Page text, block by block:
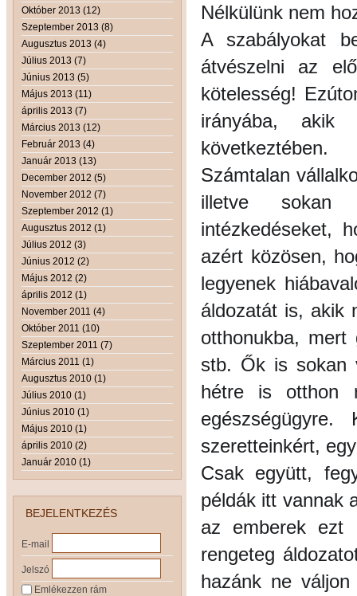
Október 2013 (12)
Szeptember 2013 (8)
Augusztus 2013 (4)
Július 2013 (7)
Június 2013 (5)
Május 2013 (11)
április 2013 (7)
Március 2013 (12)
Február 2013 (4)
Január 2013 (13)
December 2012 (5)
November 2012 (7)
Szeptember 2012 (1)
Augusztus 2012 (1)
Július 2012 (3)
Június 2012 (2)
Május 2012 (2)
április 2012 (1)
November 2011 (4)
Október 2011 (10)
Szeptember 2011 (7)
Március 2011 (1)
Augusztus 2010 (1)
Július 2010 (1)
Június 2010 (1)
Május 2010 (1)
április 2010 (2)
Január 2010 (1)
BEJELENTKEZÉS
E-mail
Jelszó
Emlékezzen rám
Nélkülünk nem
A szabályokat
átvészelni az
kötelesség!
irányába, akik
következtében.
Számtalan
illetve sokan
intézkedéseket,
azért közösen,
legyenek
áldozatát is, akik
otthonukba,
stb. Ők is sokan
hétre is otthon
szeretteinkért,
Csak együtt,
példák itt vannak
az emberek ezt
rengeteg
hazánk ne